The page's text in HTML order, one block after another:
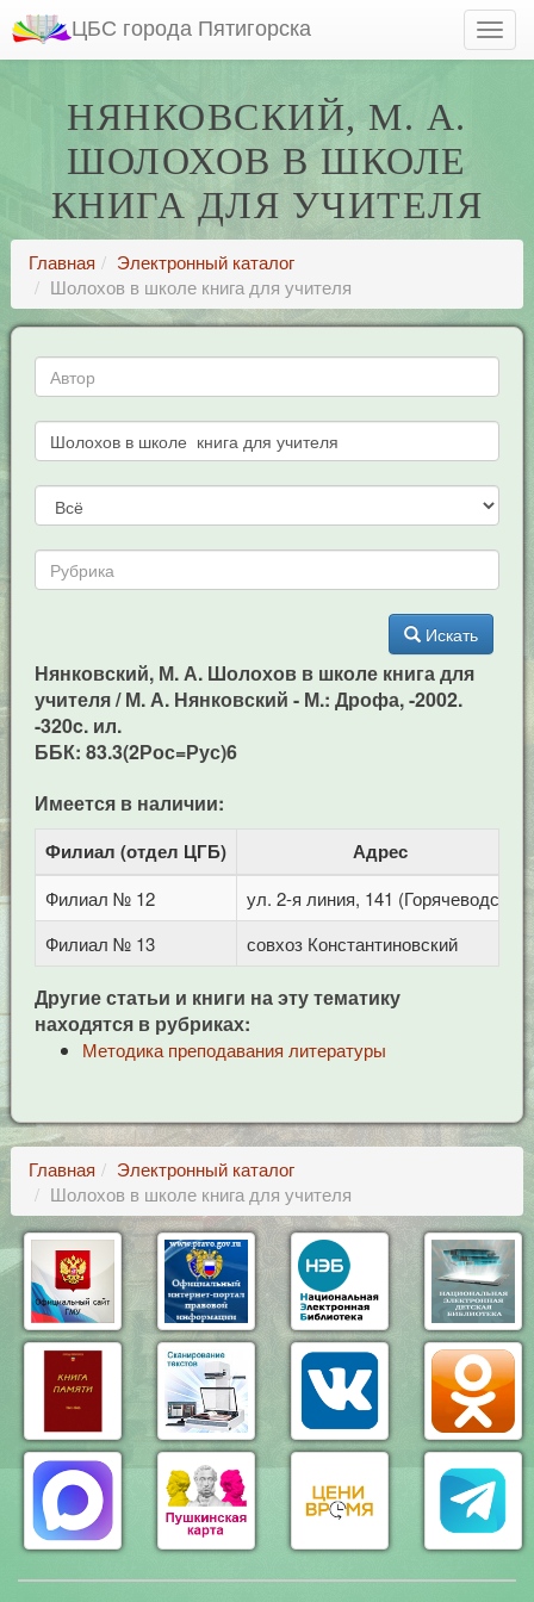
ЦБС города Пятигорска
НЯНКОВСКИЙ, М. А.
ШОЛОХОВ В ШКОЛЕ
КНИГА ДЛЯ УЧИТЕЛЯ
Главная
Электронный каталог
Шолохов в школе книга для учителя
Искать
Нянковский, М. А. Шолохов в школе книга для
учителя / М. А. Нянковский - М.: Дрофа, -2002.
-320c. ил.
ББК: 83.3(2Рос=Рус)6
Имеется в наличии:
Филиал (отдел ЦГБ) Адрес
Филиал № 12
ул. 2-я линия, 141 (Горячеводск)
Филиал № 13
совхоз Константиновский
Другие статьи и книги на эту тематику
находятся в рубриках:
Методика преподавания литературы
Главная
Электронный каталог
Шолохов в школе книга для учителя